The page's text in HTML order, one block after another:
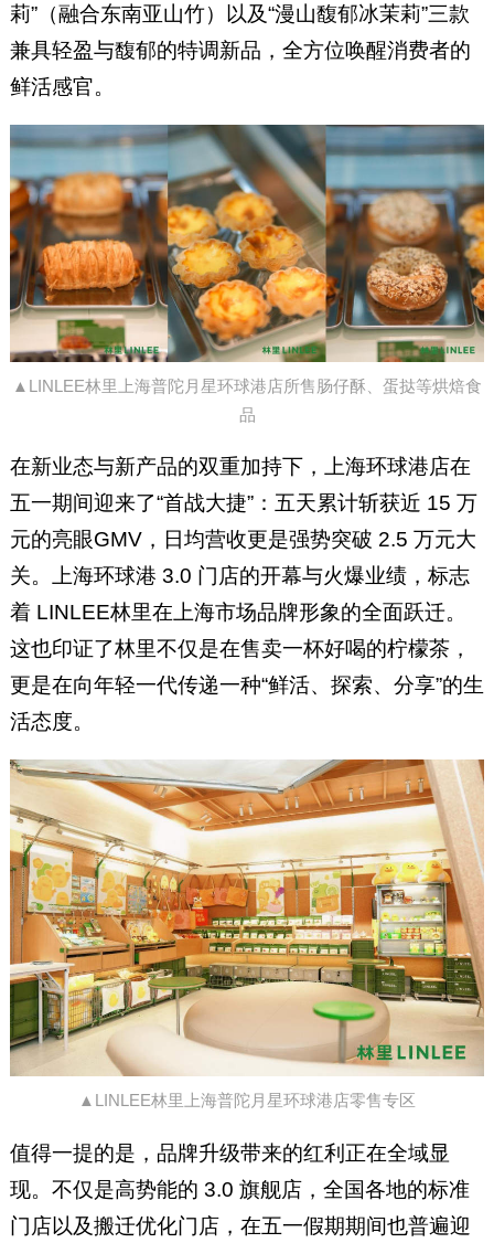
莉”（融合东南亚山竹）以及“漫山馥郁冰茉莉”三款
兼具轻盈与馥郁的特调新品，全方位唤醒消费者的
鲜活感官。
▲LINLEE林里上海普陀月星环球港店所售肠仔酥、蛋挞等烘焙食
品
在新业态与新产品的双重加持下，上海环球港店在
五一期间迎来了“首战大捷”：五天累计斩获近 15 万
元的亮眼GMV，日均营收更是强势突破 2.5 万元大
关。上海环球港 3.0 门店的开幕与火爆业绩，标志
着 LINLEE林里在上海市场品牌形象的全面跃迁。
这也印证了林里不仅是在售卖一杯好喝的柠檬茶，
更是在向年轻一代传递一种“鲜活、探索、分享”的生
活态度。
▲LINLEE林里上海普陀月星环球港店零售专区
值得一提的是，品牌升级带来的红利正在全域显
现。不仅是高势能的 3.0 旗舰店，全国各地的标准
门店以及搬迁优化门店，在五一假期期间也普遍迎